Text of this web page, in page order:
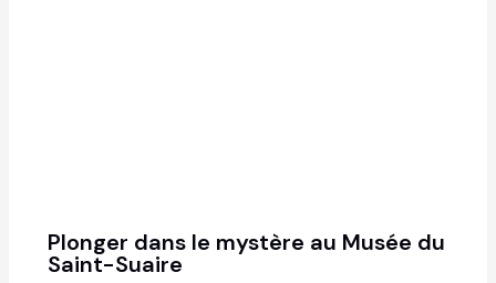
Plonger dans le mystère au Musée du
Saint-Suaire